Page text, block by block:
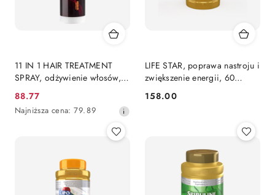
11 IN 1 HAIR TREATMENT
SPRAY, odżywienie włosów,
Cena
promocyjna:
88.77
Najniższa
Najniższa cena: 79.89
LIFE STAR, poprawa nastroju i
zwiększenie energii, 60
Cena:
158.00